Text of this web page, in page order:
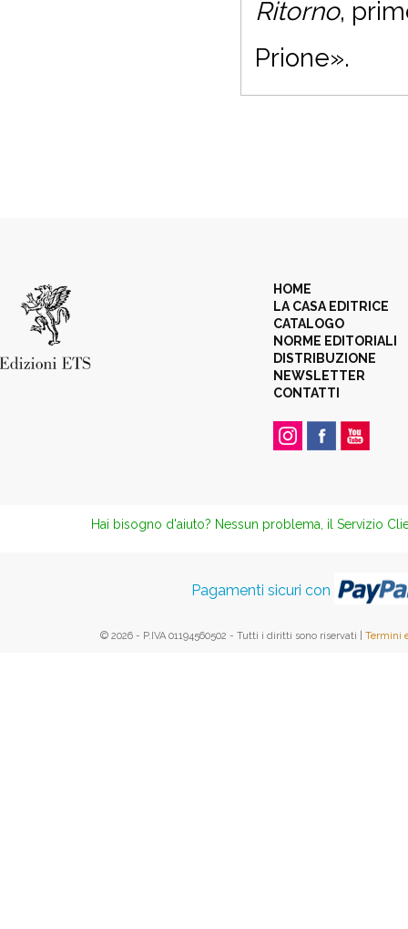
Ritorno,
Prione».
HOME
LA CASA EDITRICE
CATALOGO
NORME EDITORIALI
DISTRIBUZIONE
NEWSLETTER
CONTATTI
Hai bisogno d'aiuto? Nessun problema, il Servizio
Pagamenti sicuri con
© 2026 - P.IVA 01194560502 - Tutti i diritti sono riservati | Termini